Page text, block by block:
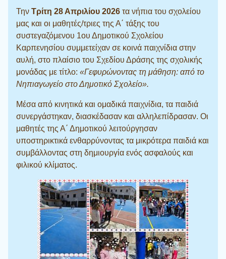
Την Τρίτη 28 Απριλίου 2026 τα νήπια του σχολείου
μας και οι μαθητές/τριες της Α΄ τάξης του
συστεγαζόμενου 1ου Δημοτικού Σχολείου
Καρπενησίου συμμετείχαν σε κοινά παιχνίδια στην
αυλή, στο πλαίσιο του Σχεδίου Δράσης της σχολικής
μονάδας με τίτλο: «Γεφυρώνοντας τη μάθηση: από το
Νηπιαγωγείο στο Δημοτικό Σχολείο».
Μέσα από κινητικά και ομαδικά παιχνίδια, τα παιδιά
συνεργάστηκαν, διασκέδασαν και αλληλεπίδρασαν. Οι
μαθητές της Α΄ Δημοτικού λειτούργησαν
υποστηρικτικά ενθαρρύνοντας τα μικρότερα παιδιά και
συμβάλλοντας στη δημιουργία ενός ασφαλούς και
φιλικού κλίματος.